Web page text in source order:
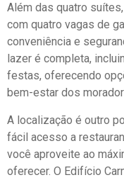
Além das quatro
com quatro vagas de
conveniência e
lazer é completa,
festas, oferecendo
bem-estar dos
A localização é outro
fácil acesso a
você aproveite ao
oferecer. O Edifício